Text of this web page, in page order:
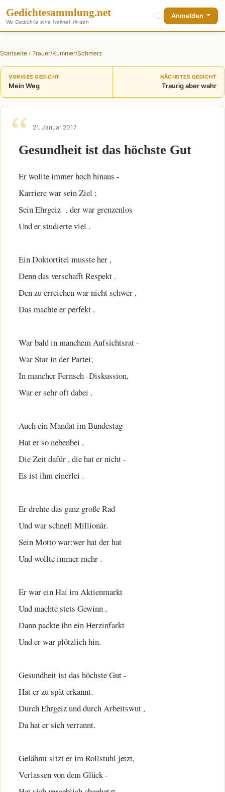
Gedichtesammlung.net
Wo Gedichte eine Heimat finden
Anmelden
Startseite › Trauer/Kummer/Schmerz
VORIGES GEDICHT
Mein Weg
NÄCHSTES GEDICHT
Traurig aber wahr
21. Januar 2017
Gesundheit ist das höchste Gut
Er wollte immer hoch hinaus -
Karriere war sein Ziel ;
Sein Ehrgeiz , der war grenzenlos
Und er studierte viel .
Ein Doktortitel musste her ,
Denn das verschafft Respekt .
Den zu erreichen war nicht schwer ,
Das machte er perfekt .
War bald in manchem Aufsichtsrat -
War Star in der Partei;
In mancher Fernseh -Diskussion,
War er sehr oft dabei .
Auch ein Mandat im Bundestag
Hat er so nebenbei ,
Die Zeit dafür , die hat er nicht -
Es ist ihm einerlei .
Er drehte das ganz große Rad
Und war schnell Millionär.
Sein Motto war:wer hat der hat
Und wollte immer mehr .
Er war ein Hai im Aktienmarkt
Und machte stets Gewinn ,
Dann packte ihn ein Herzinfarkt
Und er war plötzlich hin.
Gesundheit ist das höchste Gut -
Hat er zu spät erkannt.
Durch Ehrgeiz und durch Arbeitswut ,
Da hat er sich verrannt.
Gelähmt sitzt er im Rollstuhl jetzt,
Verlassen von dem Glück -